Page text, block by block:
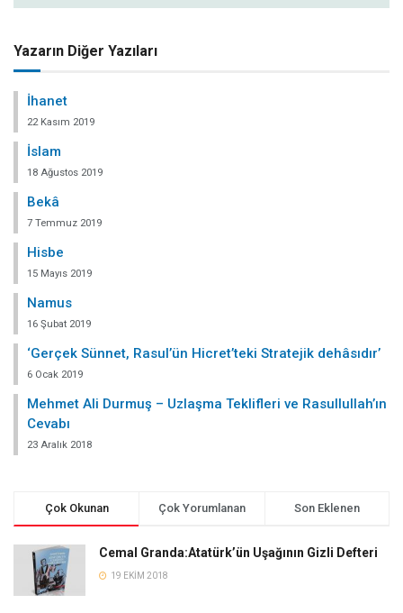
Yazarın Diğer Yazıları
İhanet
22 Kasım 2019
İslam
18 Ağustos 2019
Bekâ
7 Temmuz 2019
Hisbe
15 Mayıs 2019
Namus
16 Şubat 2019
‘Gerçek Sünnet, Rasul’ün Hicret’teki Stratejik dehâsıdır’
6 Ocak 2019
Mehmet Ali Durmuş – Uzlaşma Teklifleri ve Rasullullah’ın
Cevabı
23 Aralık 2018
Çok Okunan Çok Yorumlanan Son Eklenen
Cemal Granda:Atatürk’ün Uşağının Gizli Defteri
19 EKIM 2018